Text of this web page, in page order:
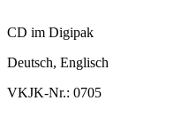
CD im Digipak
Deutsch, Englisch
VKJK-Nr.: 0705